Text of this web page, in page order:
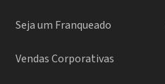
Seja um Franqueado
Vendas Corporativas